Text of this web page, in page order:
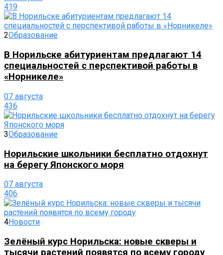
419
2Образование
В Норильске абитуриентам предлагают 14
специальностей с перспективой работы в
«Норникеле»
07 августа
436
3Образование
Норильские школьники бесплатно отдохнут
на берегу Японского моря
07 августа
406
4Новости
Зелёный курс Норильска: новые скверы и
тысячи растений появятся по всему городу